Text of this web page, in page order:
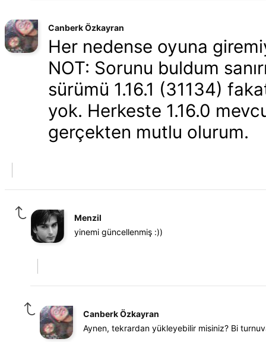
Canberk Özkayran
Her nedense oyuna
NOT: Sorunu buldum
sürümü 1.16.1 (31134)
yok. Herkeste 1.16.0
gerçekten mutlu olurum.
Menzil
yinemi güncellenmiş :))
Canberk Özkayran
Aynen, tekrardan yükleyebilir misiniz? Bi